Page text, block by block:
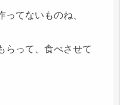
ってないものね、
らって、食べさせて